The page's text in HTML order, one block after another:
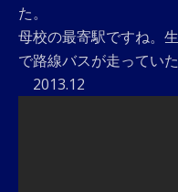
た。
母校の最寄駅ですね。
で路線バスが走っていた
2013.12